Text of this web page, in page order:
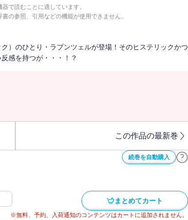
で読むことに適しています。
の参照、引用などの機能が使用できません。
）のひとり・ラプンツェルが登場！そのヒステリックかつ
感を持つが・・・！？
この作品の最新巻
続巻を自動購入
まとめてカート
※無料、予約、入荷通知のコンテンツはカートに追加されません。